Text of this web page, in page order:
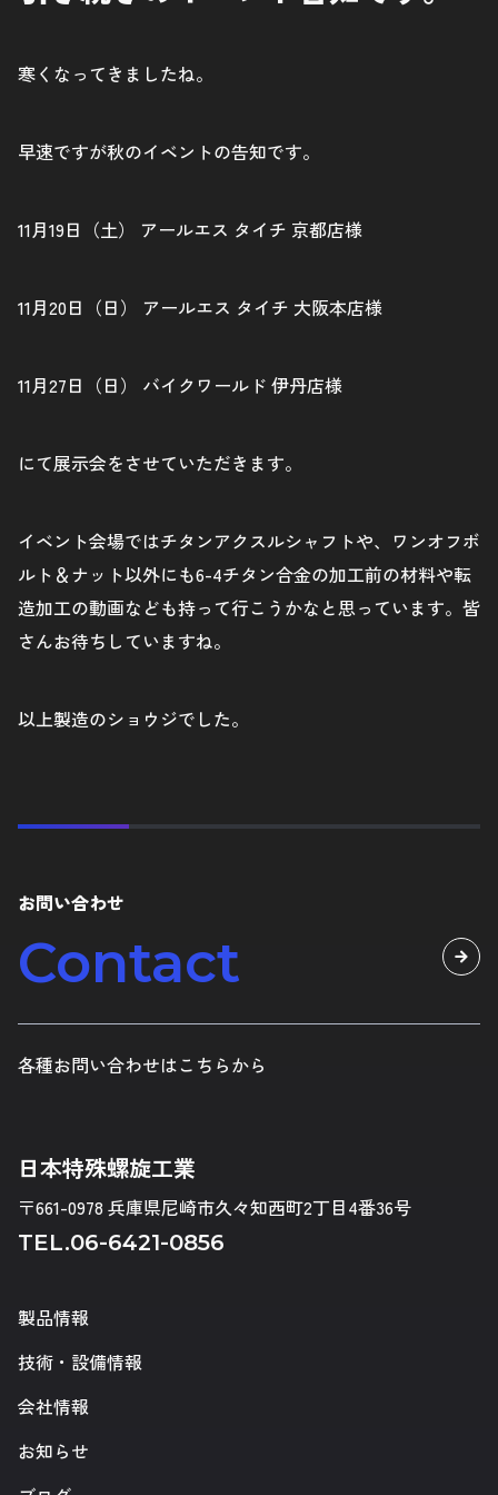
寒くなってきましたね。
早速ですが秋のイベントの告知です。
11月19日（土） アールエス タイチ 京都店様
11月20日（日） アールエス タイチ 大阪本店様
11月27日（日） バイクワールド 伊丹店様
にて展示会をさせていただきます。
イベント会場ではチタンアクスルシャフトや、ワンオフボ
ルト＆ナット以外にも6-4チタン合金の加工前の材料や転
造加工の動画なども持って行こうかなと思っています。皆
さんお待ちしていますね。
以上製造のショウジでした。
お問い合わせ
Contact
各種お問い合わせはこちらから
日本特殊螺旋工業
〒661-0978 兵庫県尼崎市久々知西町2丁目4番36号
TEL.06-6421-0856
製品情報
技術・設備情報
会社情報
お知らせ